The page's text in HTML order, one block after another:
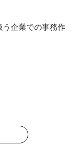
企業での事務作